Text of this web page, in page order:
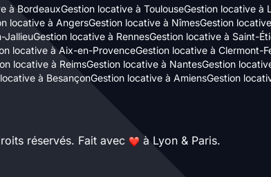
à BordeauxGestion locative à ToulouseGestion locative à
locative à AngersGestion locative à NîmesGestion
JallieuGestion locative à RennesGestion locative à Saint-
locative à Aix-en-ProvenceGestion locative à Clermont-
locative à ReimsGestion locative à NantesGestion
à BesançonGestion locative à AmiensGestion
réservés. Fait avec à Lyon & Paris.Axeptio consent
Plateforme de
Notre